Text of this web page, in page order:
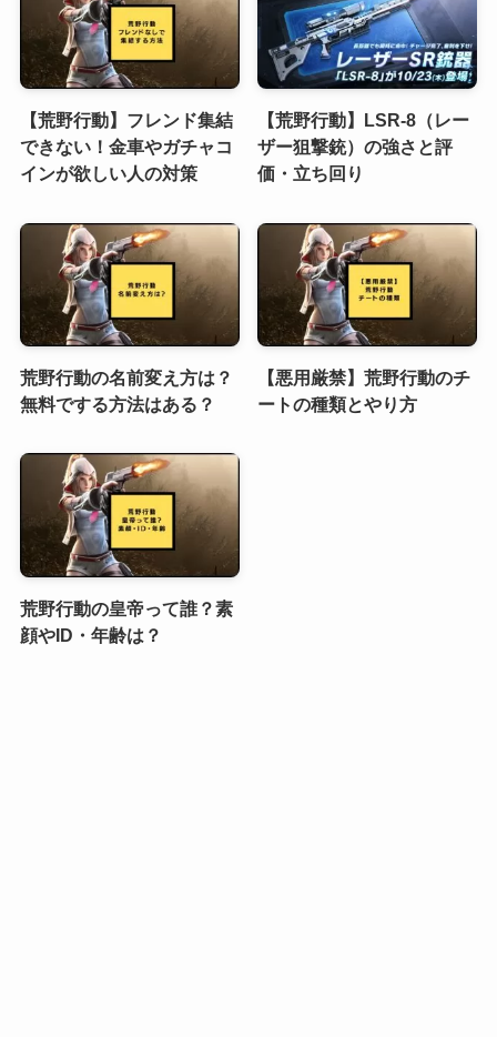
【荒野行動】フレンド集結
できない！金車やガチャコ
インが欲しい人の対策
【荒野行動】LSR-8（レー
ザー狙撃銃）の強さと評
価・立ち回り
荒野行動の名前変え方は？
無料でする方法はある？
【悪用厳禁】荒野行動のチ
ートの種類とやり方
荒野行動の皇帝って誰？素
顔やID・年齢は？